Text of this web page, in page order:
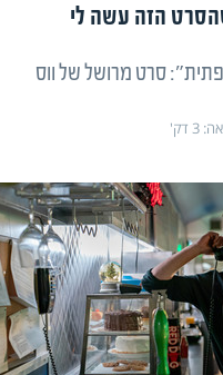
הזה עשה לי
סרט מרושל של ווס
3 דק'